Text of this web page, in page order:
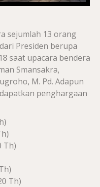
sejumlah 13 orang
Presiden berupa
saat upacara bendera
Smansakra,
M. Pd. Adapun
penghargaan
Th)
Th)